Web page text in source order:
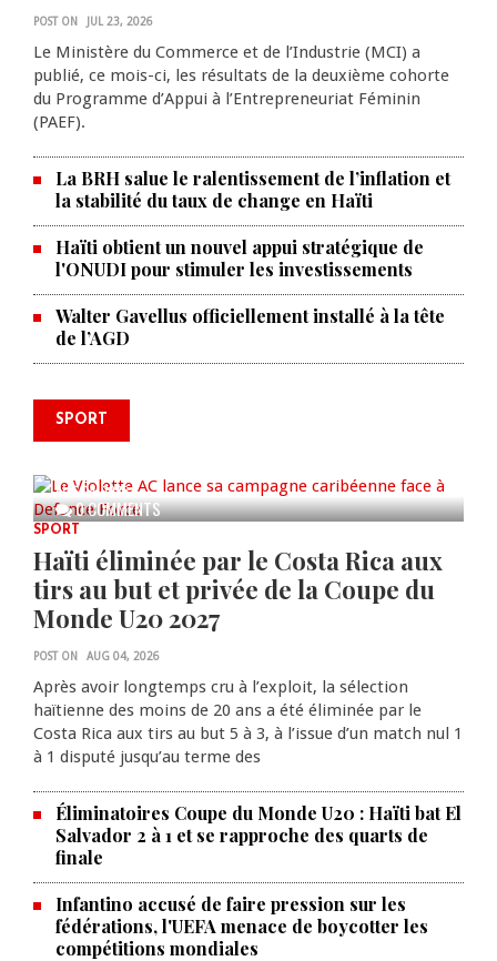
POST ON JUL 23, 2026
Le Ministère du Commerce et de l’Industrie (MCI) a
publié, ce mois-ci, les résultats de la deuxième cohorte
du Programme d’Appui à l’Entrepreneuriat Féminin
(PAEF).
La BRH salue le ralentissement de l’inflation et
la stabilité du taux de change en Haïti
Haïti obtient un nouvel appui stratégique de
l'ONUDI pour stimuler les investissements
Walter Gavellus officiellement installé à la tête
de l’AGD
SPORT
0 COMMENTS
Le Violette AC lance sa campagne
AUG 04, 2026
SPORT
Haïti éliminée par le Costa Rica aux
tirs au but et privée de la Coupe du
Monde U20 2027
POST ON AUG 04, 2026
Après avoir longtemps cru à l’exploit, la sélection
haïtienne des moins de 20 ans a été éliminée par le
Costa Rica aux tirs au but 5 à 3, à l’issue d’un match nul 1
à 1 disputé jusqu’au terme des
Éliminatoires Coupe du Monde U20 : Haïti bat El
Salvador 2 à 1 et se rapproche des quarts de
finale
Infantino accusé de faire pression sur les
fédérations, l'UEFA menace de boycotter les
compétitions mondiales